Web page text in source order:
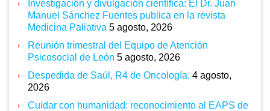
Investigación y divulgación científica: El Dr. Juan
Manuel Sánchez Fuentes publica en la revista
Medicina Paliativa 5 agosto, 2026
Reunión trimestral del Equipo de Atención
Psicosocial de León 5 agosto, 2026
Despedida de Saúl, R4 de Oncología. 4 agosto,
2026
Cuidar con humanidad: reconocimiento al EAPS de